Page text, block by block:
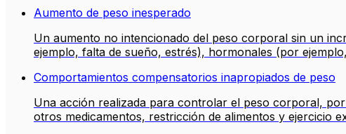
Aumento de peso inesperado
Un aumento no intencionado del peso corporal sin un
ejemplo, falta de sueño, estrés), hormonales (por
Comportamientos compensatorios inapropiados de peso
Una acción realizada para controlar el peso corporal,
otros medicamentos, restricción de alimentos y ejercicio